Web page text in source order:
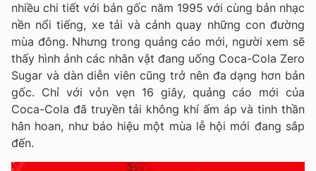
nhiều chi tiết với bản gốc năm 1995 với cùng bản nhạc
nền nổi tiếng, xe tải và cảnh quay những con đường
mùa đông. Nhưng trong quảng cáo mới, người xem sẽ
thấy hình ảnh các nhân vật đang uống Coca-Cola Zero
Sugar và dàn diễn viên cũng trở nên đa dạng hơn bản
gốc. Chỉ với vỏn vẹn 16 giây, quảng cáo mới của
Coca-Cola đã truyền tải không khí ấm áp và tinh thần
hân hoan, như báo hiệu một mùa lễ hội mới đang sắp
đến.